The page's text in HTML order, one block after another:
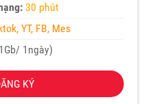
30 phút
YT, FB, Mes
1ngày)
KÝ